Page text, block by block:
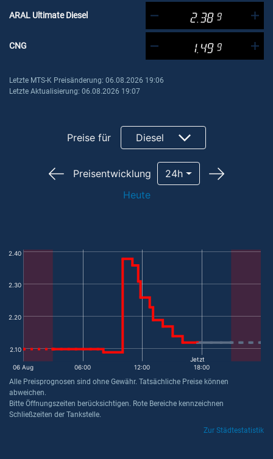
ARAL Ultimate Diesel 2.38 9
CNG 1.49 9
Letzte MTS-K Preisänderung: 06.08.2026 19:06
Letzte Aktualisierung: 06.08.2026 19:07
Preise für Diesel
Preisentwicklung
24h
Heute
2.10
2.20
2.30
2.40
06 Aug 06:00 12:00 18:00
Jetzt
Alle Preisprognosen sind ohne Gewähr. Tatsächliche Preise können
abweichen.
Bitte Öffnungszeiten berücksichtigen. Rote Bereiche kennzeichnen
Schließzeiten der Tankstelle.
Zur Städtestatistik